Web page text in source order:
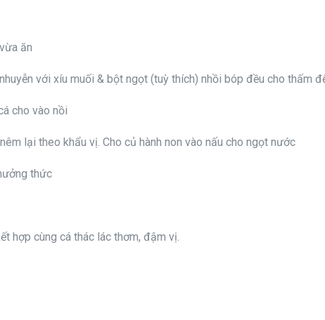
ăn
với xíu muối & bột ngọt (tuỳ thích) nhồi bóp đều cho thấm
cho vào nồi
lại theo khẩu vị. Cho củ hành non vào nấu cho ngọt nước
thức
hợp cùng cá thác lác thơm, đậm vị.